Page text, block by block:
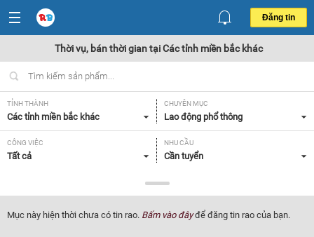
Đăng tin
Thời vụ, bán thời gian tại Các tỉnh miền bắc khác
TỈNH THÀNH
Các tỉnh miền bắc khác
CHUYÊN MỤC
Lao động phổ thông
CÔNG VIỆC
Tất cả
NHU CẦU
Cần tuyển
Tất cả
Mục này hiện thời chưa có tin rao. Bấm vào đâyđể đăng tin rao của bạn.